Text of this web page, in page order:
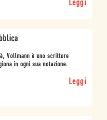
Leggi
Vollmann è uno scrittore
in ogni sua notazione.
Leggi